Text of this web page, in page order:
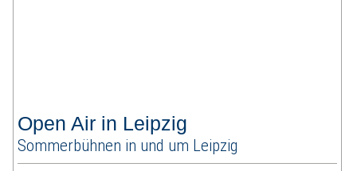
Open Air in Leipzig
Sommerbühnen in und um Leipzig